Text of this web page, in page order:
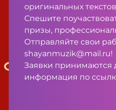
оригинальных
Спешите
призы,
Отправляйте свои
shayanmuzik@mail.ru!
Заявки принимаются
информация по